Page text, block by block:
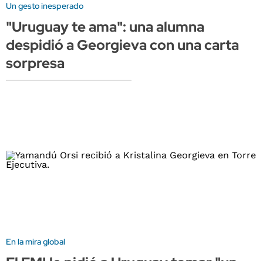
Un gesto inesperado
"Uruguay te ama": una alumna
despidió a Georgieva con una carta
sorpresa
En la mira global